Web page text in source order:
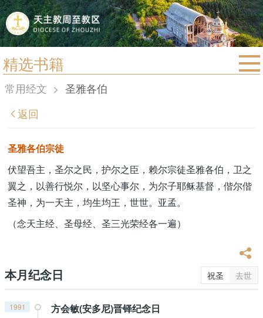
精选书籍
首页
宗教法规
教区简介
信仰文萃
教会圣月
常用经文 > 圣雅各伯
返回
圣雅各伯宗徒
伏望吾主，圣尔之民，护尔之臣，赖尔宗徒圣雅各伯，卫之
翼之，以善行悦尔，以坚心事尔，为尔子耶稣基督，偕尔偕
圣神，为一天主，均生均王，世世。亚孟。
（念天主经、圣母经、圣三光荣经各一遍）
本月纪念日 祝圣 去世
1991 方会敏(安多尼)晋铎纪念日